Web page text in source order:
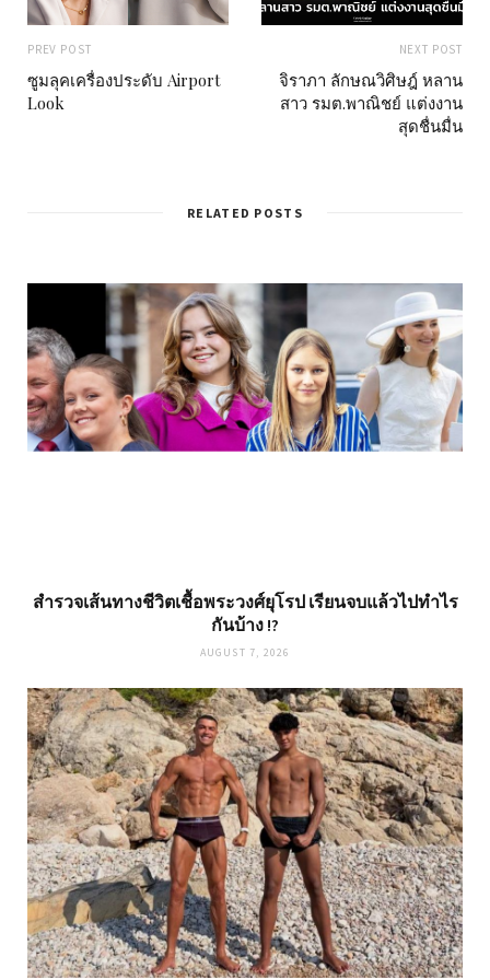
PREV POST
ซูมลุคเครื่องประดับ Airport
Look
NEXT POST
จิราภา ลักษณวิศิษฎ์ หลาน
สาว รมต.พาณิชย์ แต่งงาน
สุดชื่นมื่น
RELATED POSTS
สำรวจเส้นทางชีวิตเชื้อพระวงศ์ยุโรป เรียนจบแล้วไปทำไร
กันบ้าง !?
AUGUST 7, 2026